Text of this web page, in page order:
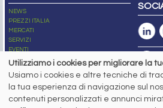
NEWS
PREZZI ITALIA
MERCATI
SERVIZI
EVENTI
ABBONAMENTI
NEWSLETTER
Capitale Sociale: 190.000€ interamente versato
Registro delle Imprese di Brescia
Utilizziamo i cookies per migliorare la
Usiamo i cookies e altre tecniche di
la tua esperienza di navigazione sul
contenuti personalizzati e annunci